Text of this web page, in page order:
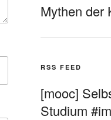
Mythen der
RSS FEED
[mooc]
Studium